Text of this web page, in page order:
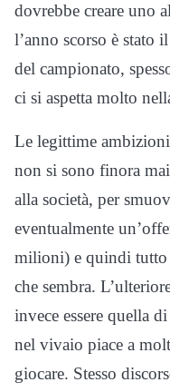
dovrebbe creare uno
l’anno scorso è stato
del campionato,
ci si aspetta molto
Le legittime
non si sono finora
alla società, per
eventualmente
milioni) e quindi
che sembra.
invece essere quella
nel vivaio piace a
giocare. Stesso